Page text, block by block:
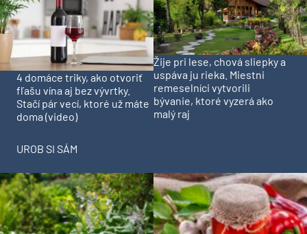
4 domáce triky, ako otvoriť
fľašu vína aj bez vývrtky.
Stačí pár vecí, ktoré už máte
doma (video)
Žije pri lese, chová sliepky a
uspáva ju rieka. Miestni
remeselníci vytvorili
bývanie, ktoré vyzerá ako
malý raj
UROB SI SÁM